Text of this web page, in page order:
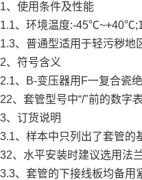
1、使用条件及性能
1.1、环境温度:-
1.3、普通型适用于轻污秽地
2、符号含义
2.1、B-变压器用F一复合瓷
22、套管型号中“/"前的数字
3、订货说明
3.1、样本中只列出了套管的
32、水平安装时建议选用法
3.3、套管的下接线板均备用